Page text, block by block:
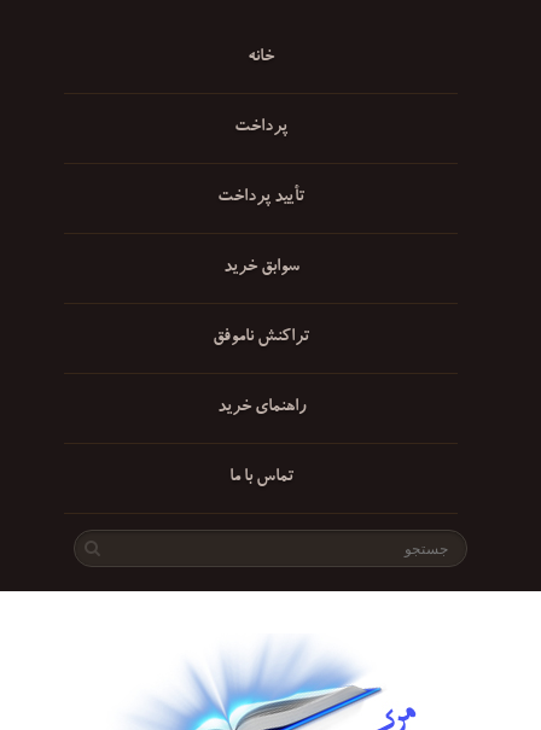
خانه
پرداخت
تأیید پرداخت
سوابق خرید
تراکنش ناموفق
راهنمای خرید
تماس با ما